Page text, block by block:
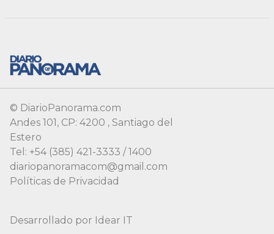
© DiarioPanorama.com
Andes 101, CP: 4200 , Santiago del
Estero
Tel: +54 (385) 421-3333 / 1400
diariopanoramacom@gmail.com
Políticas de Privacidad
Desarrollado por Idear IT